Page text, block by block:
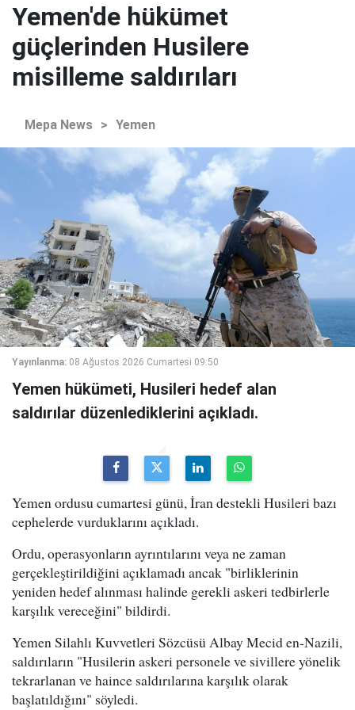
Yemen'de hükümet
güçlerinden Husilere
misilleme saldırıları
Mepa News > Yemen
Yayınlanma: 08 Ağustos 2026 Cumartesi 09:50
Yemen hükümeti, Husileri hedef alan
saldırılar düzenlediklerini açıkladı.
Yemen ordusu cumartesi günü, İran destekli Husileri bazı
cephelerde vurduklarını açıkladı.
Ordu, operasyonların ayrıntılarını veya ne zaman
gerçekleştirildiğini açıklamadı ancak "birliklerinin
yeniden hedef alınması halinde gerekli askeri tedbirlerle
karşılık vereceğini" bildirdi.
Yemen Silahlı Kuvvetleri Sözcüsü Albay Mecid en-Nazili,
saldırıların "Husilerin askeri personele ve sivillere yönelik
tekrarlanan ve haince saldırılarına karşılık olarak
başlatıldığını" söyledi.